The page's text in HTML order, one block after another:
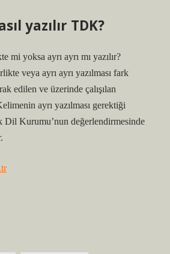
yazılır TDK?
mi yoksa ayrı ayrı mı yazılır?
veya ayrı ayrı yazılması fark
edilen ve üzerinde çalışılan
ayrı yazılması gerektiği
Dil Kurumu’nun değerlendirmesinde